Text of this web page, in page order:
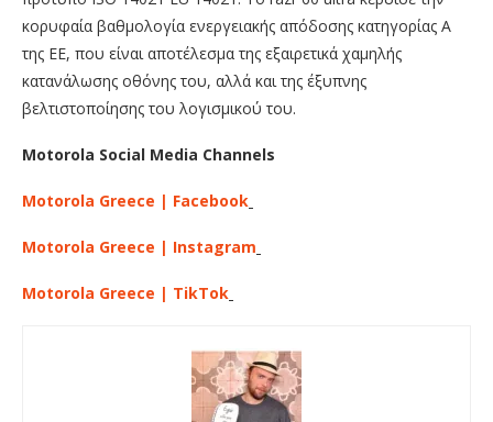
κορυφαία βαθμολογία ενεργειακής απόδοσης κατηγορίας Α
της ΕΕ, που είναι αποτέλεσμα της εξαιρετικά χαμηλής
κατανάλωσης οθόνης του, αλλά και της έξυπνης
βελτιστοποίησης του λογισμικού του.
Motorola Social Media Channels
Motorola Greece | Facebook
Motorola Greece | Instagram
Motorola Greece | TikTok